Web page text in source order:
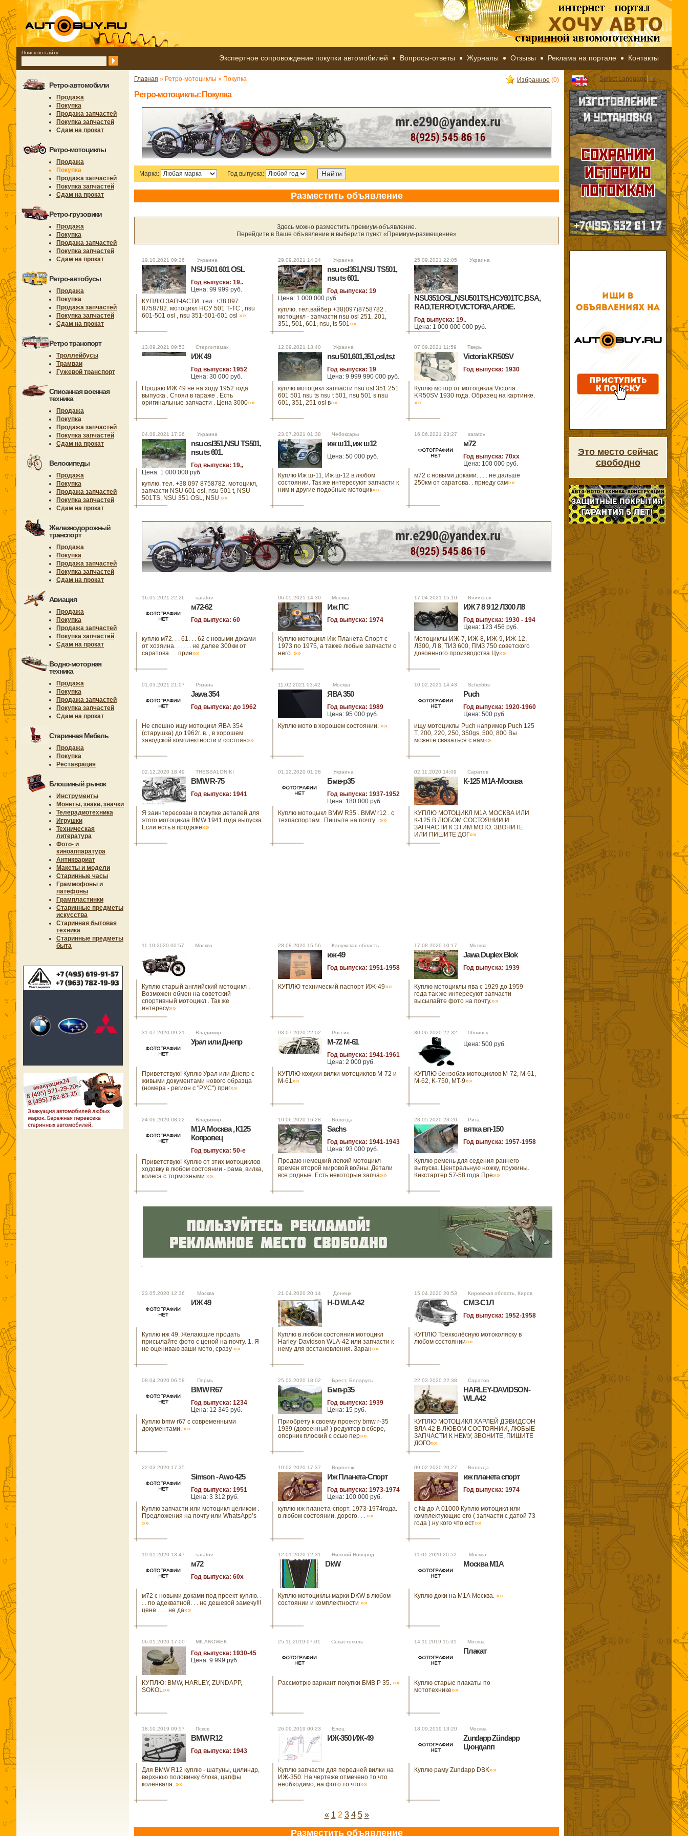
Поиск по сайту
Экспертное сопровождение покупки автомобилей Вопросы-ответы Журналы Отзывы Реклама на портале Контакты
Ретро-автомобили
Продажа
Покупка
Продажа запчастей
Покупка запчастей
Сдам на прокат
Ретро-мотоциклы
Продажа
Покупка
Продажа запчастей
Покупка запчастей
Сдам на прокат
Ретро-грузовики
Продажа
Покупка
Продажа запчастей
Покупка запчастей
Сдам на прокат
Ретро-автобусы
Продажа
Покупка
Продажа запчастей
Покупка запчастей
Сдам на прокат
Ретро транспорт
Троллейбусы
Трамваи
Гужевой транспорт
Списанная военная
техника
Продажа
Покупка
Продажа запчастей
Покупка запчастей
Сдам на прокат
Велосипеды
Продажа
Покупка
Продажа запчастей
Покупка запчастей
Сдам на прокат
Железнодорожный
транспорт
Продажа
Покупка
Продажа запчастей
Покупка запчастей
Сдам на прокат
Авиация
Продажа
Покупка
Продажа запчастей
Покупка запчастей
Сдам на прокат
Водно-моторная
техника
Продажа
Покупка
Продажа запчастей
Покупка запчастей
Сдам на прокат
Старинная Мебель
Продажа
Покупка
Реставрация
Блошиный рынок
Инструменты
Монеты, знаки, значки
Телерадиотехника
Игрушки
Техническая
литература
Фото- и
киноаппаратура
Антиквариат
Макеты и модели
Старинные часы
Граммофоны и
патефоны
Грампластинки
Старинные предметы
искусства
Старинная бытовая
техника
Старинные предметы
быта
Главная » Ретро-мотоциклы » Покупка Избранное (0)
Ретро-мотоциклы: Покупка
Марка: Год выпуска:
Разместить объявление
Здесь можно разместить премиум-объявление.
Перейдите в Ваше объявление и выберите пункт «Премиум-размещение»
19.10.2021 09:26 Украина
NSU 501 601 OSL
Год выпуска: 19..
Цена: 99 999 руб.
КУПЛЮ ЗАПЧАСТИ. тел. +38 097
8758782. мотоцикл НСУ 501 Т-ТС , nsu
601-501 osl , nsu 351-501-601 osl »»
29.09.2021 14:24 Украина
nsu osl351,NSU TS501,
nsu ts 601.
Год выпуска: 19
Цена: 1 000 000 руб.
куплю. тел.вайбер +38(097)8758782 .
мотоцикл - запчасти nsu osl 251, 201,
351, 501, 601, nsu, ts 501»»
25.09.2021 22:05 Украина
NSU351OSL,NSU501TS,НСУ601ТС,BSA,D-
RAD,TERROT,VICTORIA,ARDIE.
Год выпуска: 19..
Цена: 1 000 000 000 руб.
50-60 ts тел. +38 097 8758782 можно не
комплектный и запча
»»
13.09.2021 09:53 Стерлитамак
ИЖ 49
Год выпуска: 1952
Цена: 30 000 руб.
Продаю ИЖ 49 не на ходу 1952 года
выпуска . Стоял в гараже . Есть
оригинальные запчасти . Цена 3000»»
12.09.2021 13:40 Украина
nsu 501,601,351,osl,ts,t
Год выпуска: 19
Цена: 9 999 990 000 руб.
куплю мотоцикл запчасти nsu osl 351 251
601 501 nsu ts nsu t 501, nsu 501 s nsu
601, 351, 251 osl в»»
07.09.2021 11:59 Тверь
Victoria KR50SV
Год выпуска: 1930
Куплю мотор от мотоцикла Victoria
KR50SV 1930 года. Образец на картинке.
»»
04.08.2021 17:26 Украина
nsu osl351,NSU TS501,
nsu ts 601.
Год выпуска: 19,,
Цена: 1 000 000 руб.
куплю. тел. +38 097 8758782. мотоцикл,
запчасти NSU 601 osl, nsu 501 t, NSU
501TS, NSU 351 OSL, NSU »»
23.07.2021 01:38 Чебоксары
иж ш11, иж ш12
Цена: 50 000 руб.
Куплю Иж ш-11, Иж ш-12 в любом
состоянии. Так же интересуют запчасти к
ним и другие подобные мотоцик»»
16.06.2021 23:27 saratov
м72
Год выпуска: 70хх
Цена: 100 000 руб.
м72 с новыми доками. . . . не дальше
250км от саратова. . приеду сам»»
16.05.2021 22:26 saratov
м72-62
Год выпуска: 60
куплю м72. . . 61. . . 62 с новыми доками
от хозяина. . . . . . не далее 300км от
саратова. . . прие»»
06.05.2021 14:30 Москва
Иж ПС
Год выпуска: 1974
Куплю мотоцикл Иж Планета Спорт с
1973 по 1975, а также любые запчасти с
него. »»
17.04.2021 15:10 Внииссок
ИЖ 7 8 9 12 Л300 Л8
Год выпуска: 1930 - 194
Цена: 123 456 руб.
Мотоциклы ИЖ-7, ИЖ-8, ИЖ-9, ИЖ-12,
Л300, Л 8, ТИЗ 600, ПМЗ 750 советского
довоенного производства Цу»»
01.03.2021 21:07 Рязань
Jawa 354
Год выпуска: до 1962
Не спешно ищу мотоцикл ЯВА 354
(старушка) до 1962г. в. , в хорошем
заводской комплектности и состоян»»
11.02.2021 03:42 Москва
ЯВА 350
Год выпуска: 1989
Цена: 95 000 руб.
Куплю мото в хорошем состоянии. »»
10.02.2021 14:43 Scheibbs
Puch
Год выпуска: 1920-1960
Цена: 500 руб.
ищу мотоциклы Puch например Puch 125
T, 200, 220, 250, 350gs, 500, 800 Вы
можете связаться с нам»»
02.12.2020 18:49 THESSALONIKI
BMW R-75
Год выпуска: 1941
Я заинтересован в покупке деталей для
этого мотоцикла BMW 1941 года выпуска.
Если есть в продаже»»
01.12.2020 01:28 Украина
Бмв-р35
Год выпуска: 1937-1952
Цена: 180 000 руб.
Куплю мотоцыкл BMW R35 . BMW r12 . с
техпаспортам . Пишыте на почту . »»
02.11.2020 14:09 Саратов
К-125 М1А-Москва
КУПЛЮ МОТОЦИКЛ М1А МОСКВА ИЛИ
К-125 В ЛЮБОМ СОСТОЯНИИ И
ЗАПЧАСТИ К ЭТИМ МОТО. ЗВОНИТЕ
ИЛИ ПИШИТЕ ДОГ»»
11.10.2020 00:57 Москва
Куплю старый английский мотоцикл .
Возможен обмен на советский
спортивный мотоцикл . Так же
интересу»»
28.08.2020 15:56 Калужская область
иж-49
Год выпуска: 1951-1958
КУПЛЮ технический паспорт ИЖ-49»»
17.08.2020 10:17 Москва
Jawa Duplex Blok
Год выпуска: 1939
Куплю мотоциклы ява с 1929 до 1959
года так же интересуют запчасти
высылайте фото на почту.»»
31.07.2020 09:21 Владимир
Урал или Днепр
Приветствую! Куплю Урал или Днепр с
живыми документами нового образца
(номера - регион с "РУС") приг»»
03.07.2020 22:02 Россия
М-72 М-61
Год выпуска: 1941-1961
Цена: 2 000 руб.
КУПЛЮ кожухи вилки мотоциклов М-72 и
М-61»»
30.06.2020 22:32 0бнинск
Цена: 500 руб.
КУПЛЮ бензобак мотоциклов М-72, M-61,
M-62, K-750, MT-9»»
24.06.2020 08:02 Владимир
М1А Москва , К125
Ковровец
Год выпуска: 50-е
Приветствую! Куплю от этих мотоциклов
ходовку в любом состоянии - рама, вилка,
колеса с тормозными »»
10.06.2020 16:28 Вологда
Sachs
Год выпуска: 1941-1943
Цена: 93 000 руб.
Продаю немецкий легкий мотоцикл
времен второй мировой войны. Детали
все родные. Есть некоторые запча»»
28.05.2020 23:20 Рига
вятка вп-150
Год выпуска: 1957-1958
Куплю ремень для седения раннего
выпуска. Центральную ножку, пружины.
Кикстартер 57-58 года Пре»»
23.05.2020 12:36 Москва
ИЖ 49
Куплю иж 49. Желающие продать
присылайте фото с ценой на почту. 1. Я
не оцениваю ваши мото, сразу »»
21.04.2020 20:14 Донецк
H-D WLA 42
Куплю в любом состоянии мотоцикл
Harley-Davidson WLA-42 или запчасти к
нему для востановления. Заран»»
15.04.2020 20:53 Кировская область, Киров
СМЗ-С1Л
Год выпуска: 1952-1958
КУПЛЮ Трёхколёсную мотоколяску в
любом состоянии»»
08.04.2020 06:58 Пермь
BMW R67
Год выпуска: 1234
Цена: 12 345 руб.
Куплю bmw r67 с современными
документами. »»
25.03.2020 18:02 Брест, Беларусь
Бмв-р35
Год выпуска: 1939
Цена: 15 руб.
Приобрету к своему проекту bmw r-35
1939 (довоенный ) редуктор в сборе,
опорник плоский с осью пер»»
22.03.2020 22:38 Саратов
HARLEY-DAVIDSON-
WLA42
КУПЛЮ МОТОЦИКЛ ХАРЛЕЙ ДЭВИДСОН
ВЛА 42 В ЛЮБОМ СОСТОЯНИИ, ЛЮБЫЕ
ЗАПЧАСТИ К НЕМУ, ЗВОНИТЕ, ПИШИТЕ
ДОГО»»
22.03.2020 17:35
Simson - Awo 425
Год выпуска: 1951
Цена: 3 312 руб.
Куплю запчасти или мотоцикл целиком .
Предложения на почту или WhatsApp’s
»»
10.02.2020 17:37 Воронеж
Иж Планета-Спорт
Год выпуска: 1973-1974
Цена: 100 000 руб.
куплю иж планета-спорт. 1973-1974года.
в любом состоянии. дорого. . . »»
09.02.2020 20:27 Вологда
иж планета спорт
Год выпуска: 1974
с № до А 01000 Куплю мотоцикл или
комплектующие его ( запчасти с датой 73
года ) ну кого что ест»»
19.01.2020 13:47 saratov
м72
Год выпуска: 60х
м72 с новыми доками под проект куплю. .
. . по адекватной. . . не дешевой замечу!!!
цене. . . . не да»»
12.01.2020 12:31 Нижний Новород
DkW
Куплю мотоциклы марки DKW в любом
состоянии и комплектности »»
11.01.2020 20:52 Москва
Москва М1А
Куплю доки на М1А Москва. »»
06.01.2020 17:00 MILANOWEK
Год выпуска: 1930-45
Цена: 9 999 руб.
КУПЛЮ: BMW, HARLEY, ZUNDAPP,
SOKOL»»
25.11.2019 07:01 Севастополь
Рассмотрю вариант покупки БМВ Р 35. »»
14.11.2019 15:31 Москва
Плакат
Куплю старые плакаты по
мототехнике»»
18.10.2019 09:57 Псков
BMW R12
Год выпуска: 1943
Для BMW R12 куплю - шатуны, цилиндр,
верхнюю половинку блока, цапфы
коленвала. »»
26.09.2019 00:23 Елец
ИЖ-350 ИЖ-49
Куплю запчасти для передней вилки на
ИЖ-350. На чертеже отмечено то что
необходимо, на фото то что»»
18.09.2019 13:20 Москва
Zundapp Zündapp
Цюндапп
Куплю раму Zundapp DBK»»
« 1 2 3 4 5 »
Разместить объявление
Select Language ▼
Это место сейчас
свободно